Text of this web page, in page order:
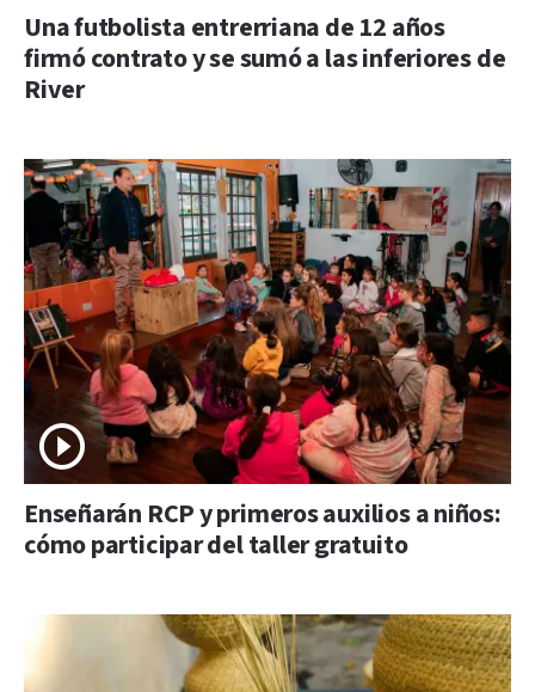
Una futbolista entrerriana de 12 años
firmó contrato y se sumó a las inferiores de
River
Enseñarán RCP y primeros auxilios a niños:
cómo participar del taller gratuito